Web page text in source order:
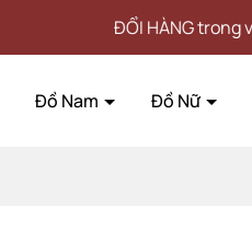
ĐỔI HÀNG trong vòng 15 NGÀY
Đồ Nam Đồ Nữ